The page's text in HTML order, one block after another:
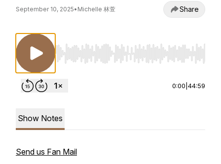
September 10, 2025• Michelle 林萱 Share
Use Left/Right to seek, Home/End to jump
0:00 44:59
Show Notes
Send us Fan Mail